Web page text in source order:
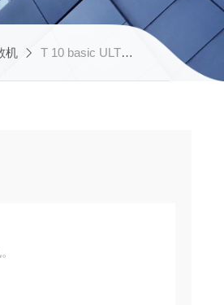
机 T 10 basic ULTRA-TURRAX®IKA 分散机